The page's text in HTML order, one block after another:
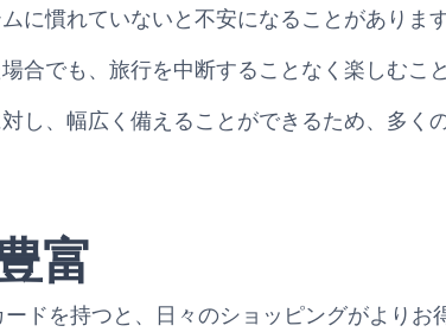
に慣れていないと不安になることがありま
合でも、旅行を中断することなく楽しむこ
し、幅広く備えることができるため、多く
富
ドを持つと、日々のショッピングがよりお